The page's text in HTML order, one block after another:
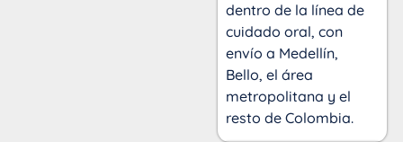
dentro de la línea de
cuidado oral, con
envío a Medellín,
Bello, el área
metropolitana y el
resto de Colombia.